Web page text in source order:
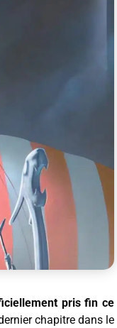
pris fin ce
chapitre dans le